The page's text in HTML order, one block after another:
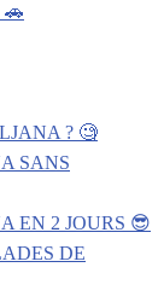
🚗
? 🧐
SANS
EN 2 JOURS 😎
DE